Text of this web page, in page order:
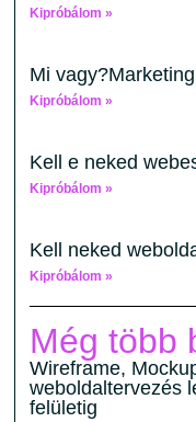
Kipróbálom »
Mi
Kipróbálom »
Kell e neked
Kipróbálom »
Kell neked
Kipróbálom »
Még több
Wireframe,
weboldaltervezés
felületig